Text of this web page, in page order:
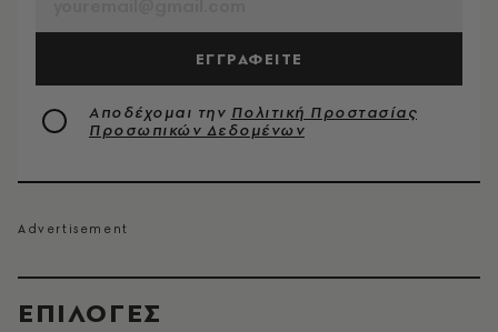
EΠΙΛΟΓΈΣ
ΕΓΓΡΑΦΕΙΤΕ
Αποδέχομαι την Πολιτική Προστασίας
Προσωπικών Δεδομένων